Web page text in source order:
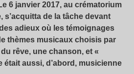
6 janvier 2017, au crématorium
s’acquitta de la tâche devant
adieux où les témoignages
thèmes musicaux choisis par
rêve, une chanson, et «
aussi, d’abord, musicienne